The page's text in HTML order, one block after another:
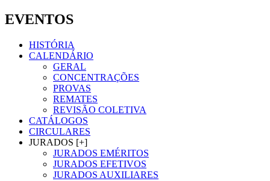
EVENTOS
HISTÓRIA
CALENDÁRIO
GERAL
CONCENTRAÇÕES
PROVAS
REMATES
REVISÃO COLETIVA
CATÁLOGOS
CIRCULARES
JURADOS [+]
JURADOS EMÉRITOS
JURADOS EFETIVOS
JURADOS AUXILIARES